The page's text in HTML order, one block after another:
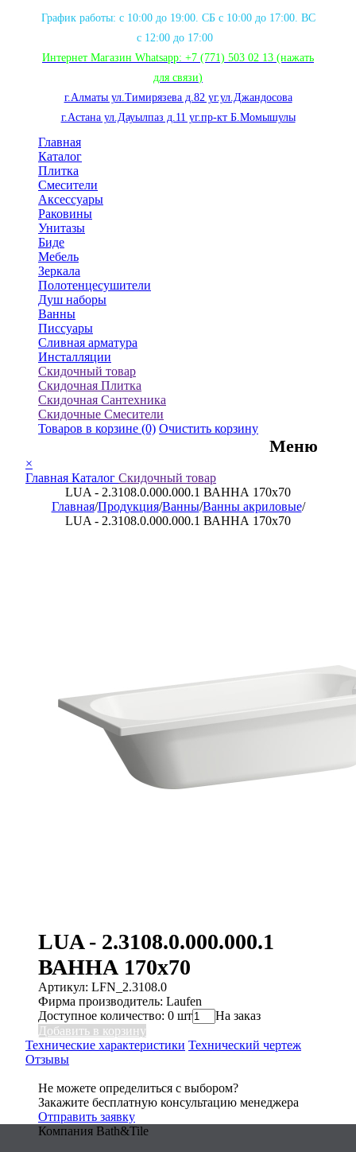
График работы: с 10:00 до 19:00. СБ с 10:00 до 17:00. ВС
с 12:00 до 17:00
Интернет Магазин Whatsapp: +7 (771) 503 02 13 (нажать
для связи)
г.Алматы ул.Тимирязева д.82 уг.ул.Джандосова
г.Астана ул.Дауылпаз д.11 уг.пр-кт Б.Момышулы
Главная
Каталог
Плитка
Смесители
Аксессуары
Раковины
Унитазы
Биде
Мебель
Зеркала
Полотенцесушители
Душ наборы
Ванны
Писсуары
Сливная арматура
Инсталляции
Скидочный товар
Скидочная Плитка
Скидочная Сантехника
Скидочные Смесители
Товаров в корзине (0) Очистить корзину
Меню
×
Главная Каталог Скидочный товар
LUA - 2.3108.0.000.000.1 ВАННА 170x70
Главная/Продукция/Ванны/Ванны акриловые/
LUA - 2.3108.0.000.000.1 ВАННА 170x70
LUA - 2.3108.0.000.000.1
ВАННА 170x70
Артикул: LFN_2.3108.0
Фирма производитель: Laufen
Доступное количество: 0 шт
На заказ
Добавить в корзину
Технические характеристики Технический чертеж
Отзывы
Не можете определиться с выбором?
Закажите бесплатную консультацию менеджера
Отправить заявку
Компания Bath&Tile